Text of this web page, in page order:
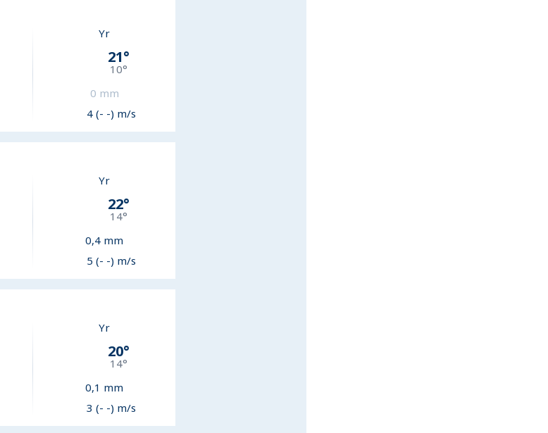
Yr
21°
10°
0 mm
4 (- -) m/s
Yr
22°
14°
0,4 mm
5 (- -) m/s
Yr
20°
14°
0,1 mm
3 (- -) m/s